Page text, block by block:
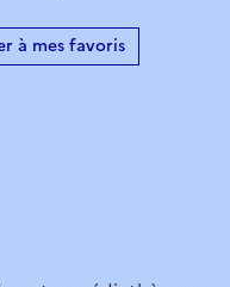
à mes favoris